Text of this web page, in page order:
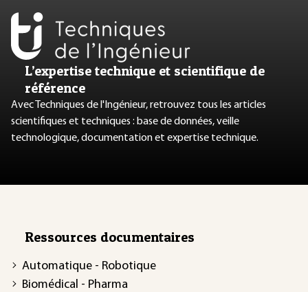
L’expertise technique et scientifique de
référence
Avec Techniques de l'Ingénieur, retrouvez tous les articles
scientifiques et techniques : base de données, veille
technologique, documentation et expertise technique.
Ressources documentaires
Automatique - Robotique
Biomédical - Pharma